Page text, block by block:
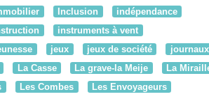
Inclusion
indépendance
instruments à vent
jeux jeux de société
journaux
La Casse La grave-la Meije
La
Les Combes
Les Envoyageurs